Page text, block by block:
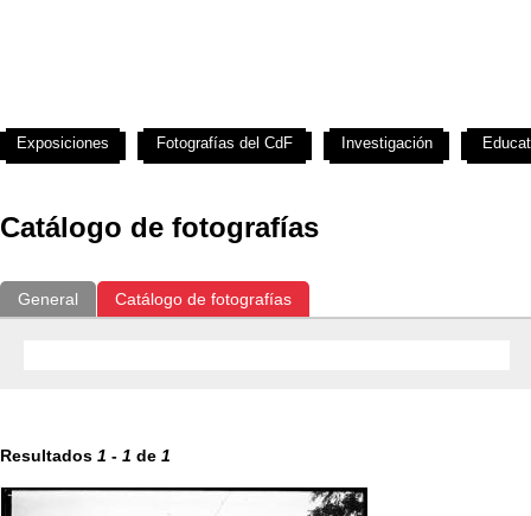
Catálogo de fotografías
General Catálogo de fotografías
Resultados 1 - 1 de 1
Exposiciones Fotografías del CdF Investigación